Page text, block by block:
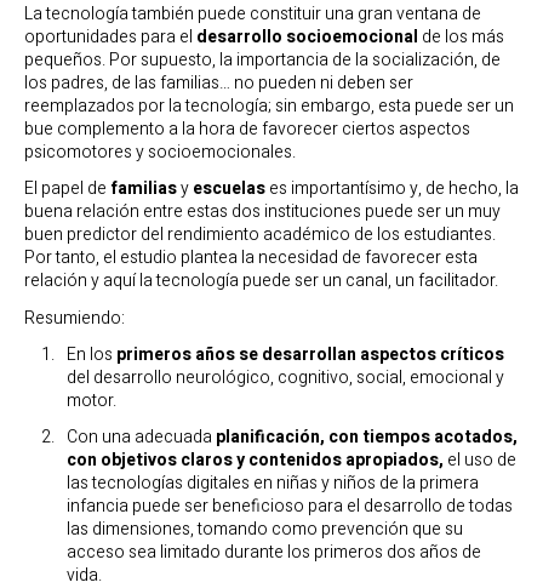
La tecnología también puede constituir una gran ventana de
oportunidades para el desarrollo socioemocional de los más
pequeños. Por supuesto, la importancia de la socialización, de
los padres, de las familias… no pueden ni deben ser
reemplazados por la tecnología; sin embargo, esta puede ser un
bue complemento a la hora de favorecer ciertos aspectos
psicomotores y socioemocionales.
El papel defamiliasyescuelases importantísimo y, de hecho, la
buena relación entre estas dos instituciones puede ser un muy
buen predictor del rendimiento académico de los estudiantes.
Por tanto, el estudio plantea la necesidad de favorecer esta
relación y aquí la tecnología puede ser un canal, un facilitador.
Resumiendo:
En los primeros años se desarrollan aspectos críticos
del desarrollo neurológico, cognitivo, social, emocional y
motor.
Con una adecuada planificación, con tiempos acotados,
con objetivos claros y contenidos apropiados, el uso de
las tecnologías digitales en niñas y niños de la primera
infancia puede ser beneficioso para el desarrollo de todas
las dimensiones, tomando como prevención que su
acceso sea limitado durante los primeros dos años de
vida.